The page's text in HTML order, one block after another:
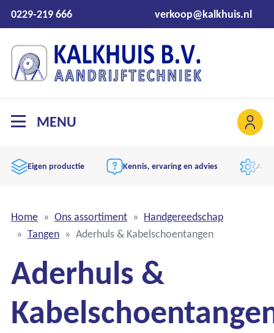
0229-219 666 verkoop@kalkhuis.nl
MENU
Eigen productie Kennis, ervaring en advies
Home Ons assortiment
Handgereedschap
Tangen
Aderhuls & Kabelschoentangen
Aderhuls &